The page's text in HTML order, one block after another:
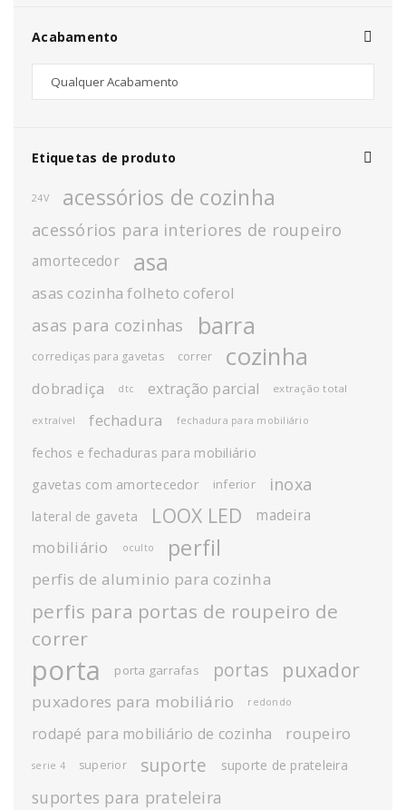
Acabamento
Etiquetas de produto
24V acessórios de cozinha
acessórios para interiores de roupeiro
amortecedor asa
asas cozinha folheto coferol
asas para cozinhas barra
corrediças para gavetas correr cozinha
dobradiça dtc extração parcial extração total
extraível fechadura fechadura para mobiliário
fechos e fechaduras para mobiliário
gavetas com amortecedor
inferior inoxa
lateral de gaveta LOOX LED madeira
mobiliário oculto perfil
perfis de aluminio para cozinha
perfis para portas de roupeiro de
correr
porta porta garrafas portas puxador
puxadores para mobiliário redondo
rodapé para mobiliário de cozinha roupeiro
serie 4 superior suporte suporte de prateleira
suportes para prateleira